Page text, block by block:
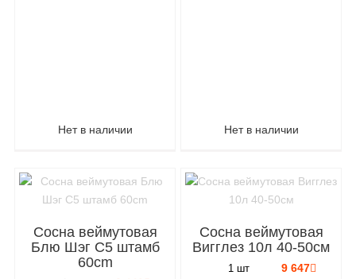
Нет в наличии Нет в наличии
Сосна веймутовая
Блю Шэг C5 штамб
60cm
Сосна веймутовая
Вигглез 10л 40-50см
1 шт 9 647